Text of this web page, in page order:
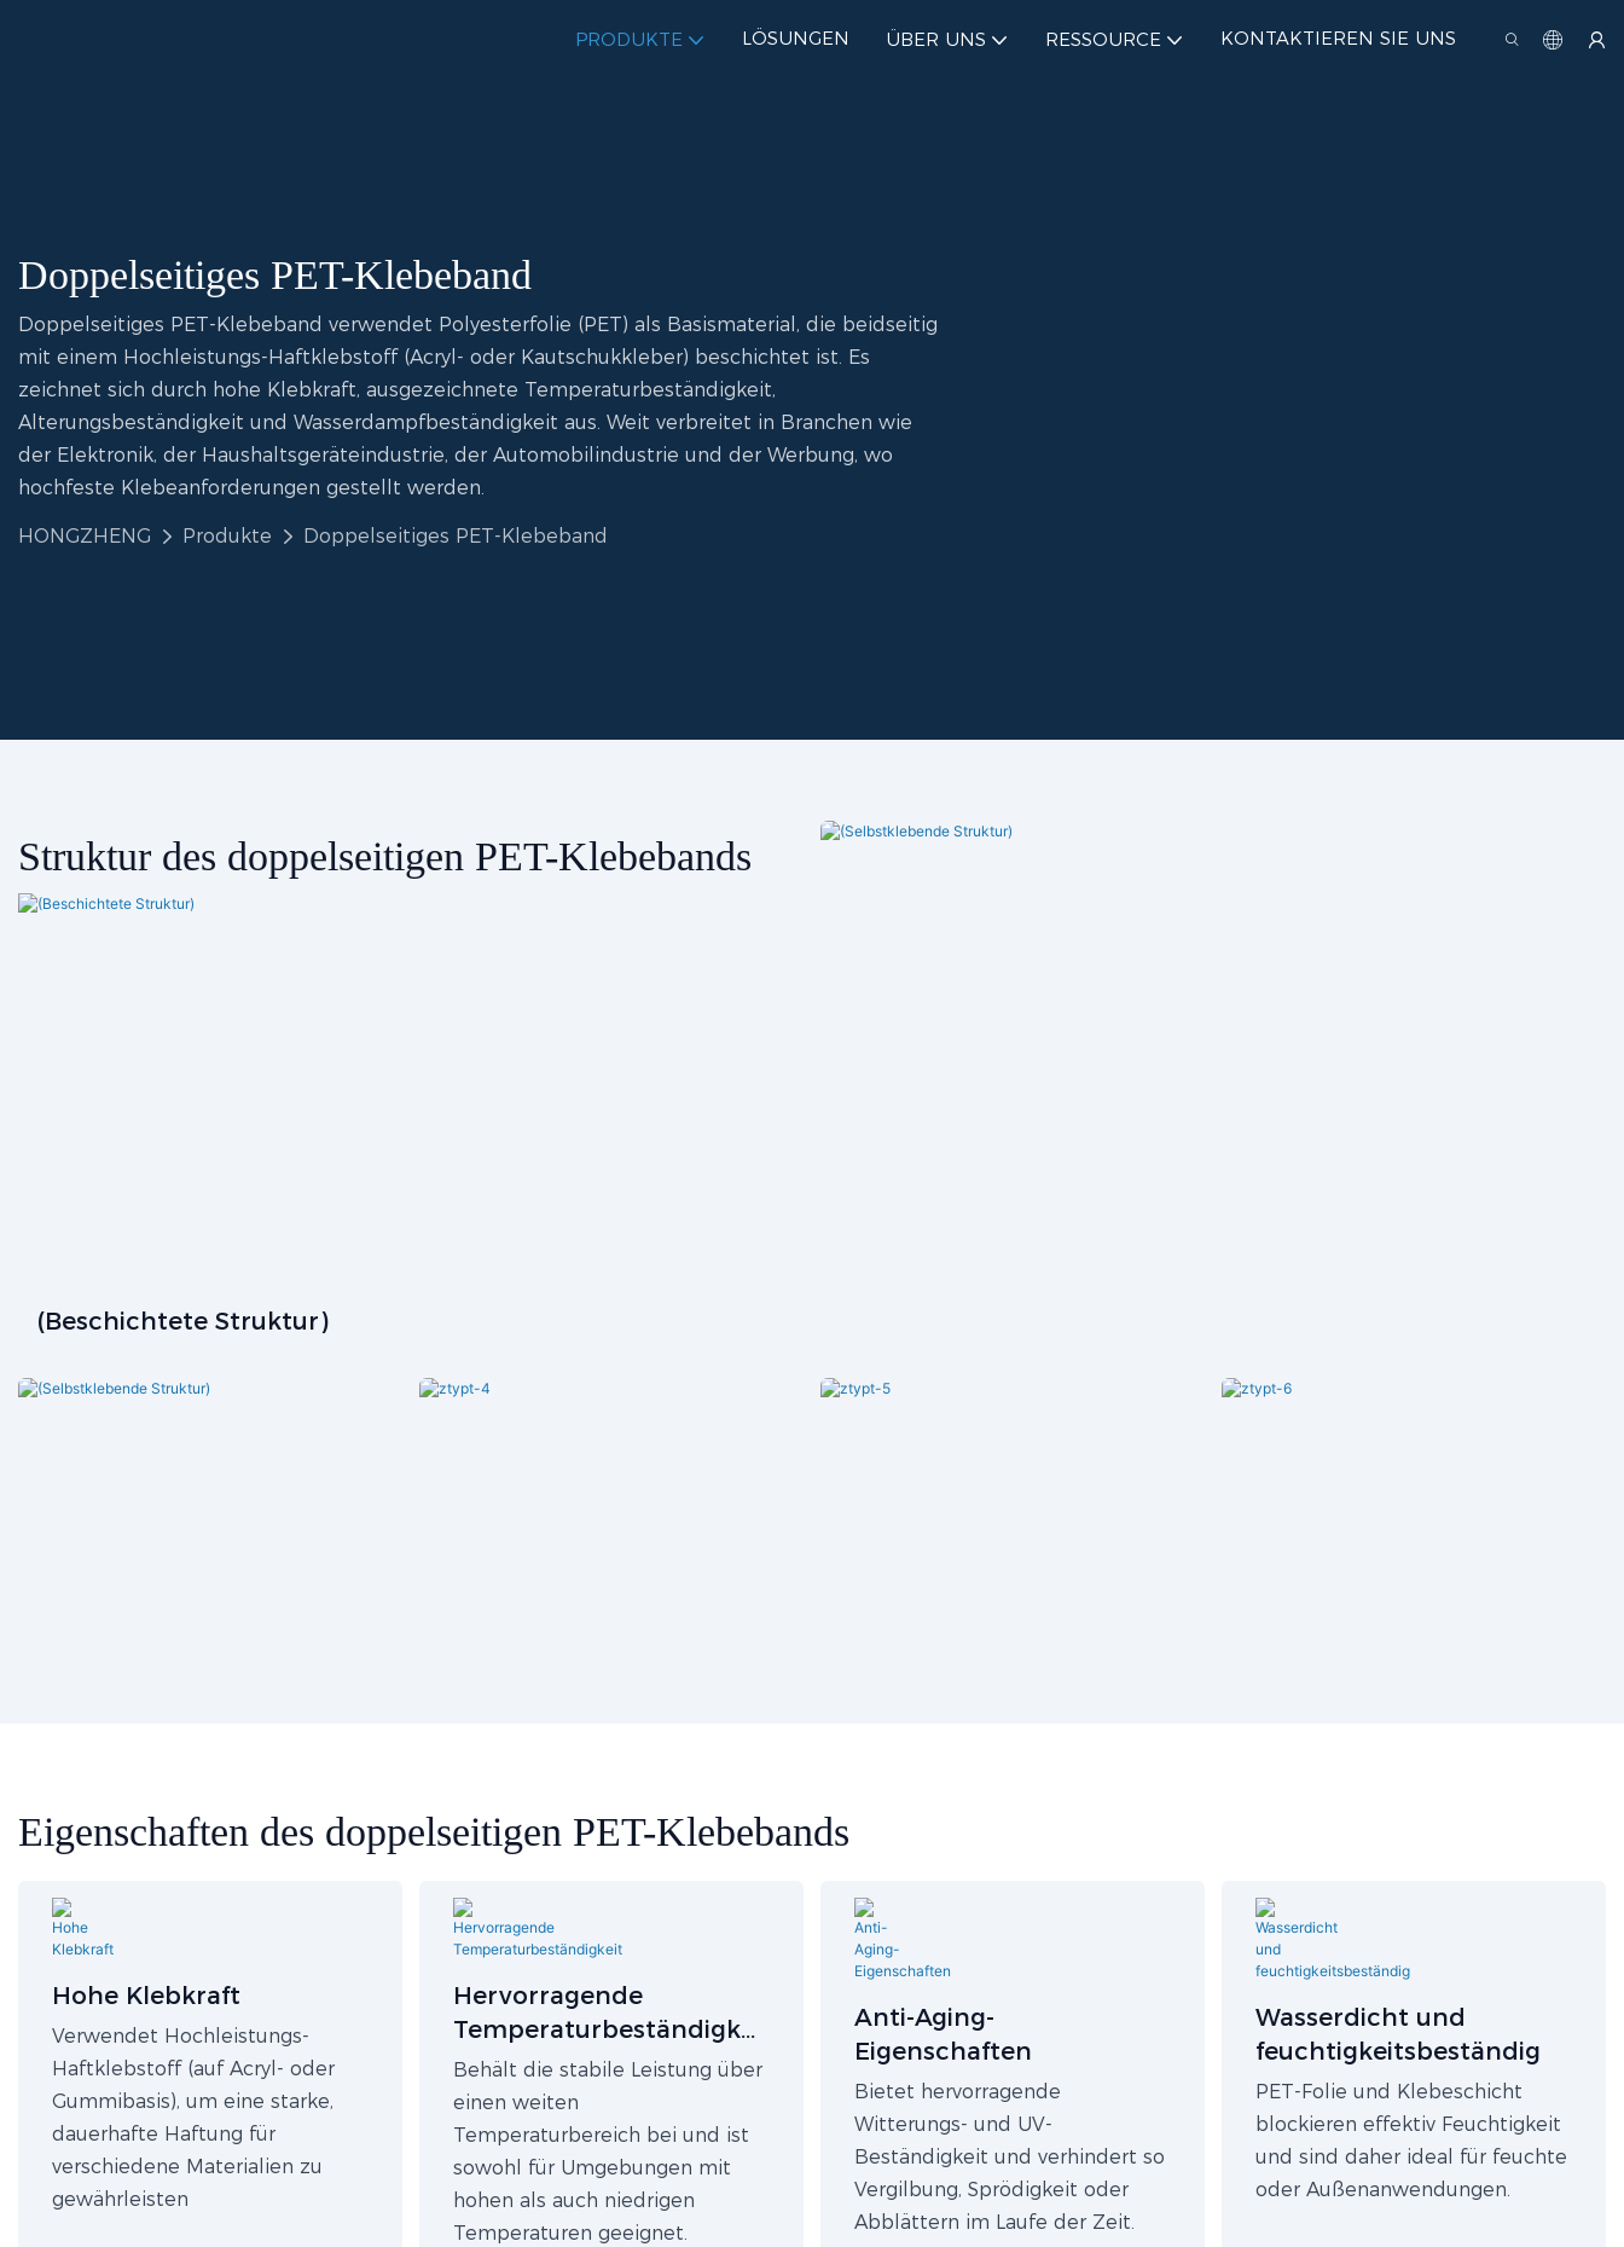
PRODUKTE LÖSUNGEN ÜBER UNS RESSOURCE KONTAKTIEREN SIE UNS
Doppelseitiges PET-Klebeband
Doppelseitiges PET-Klebeband verwendet Polyesterfolie (PET) als Basismaterial, die beidseitig
mit einem Hochleistungs-Haftklebstoff (Acryl- oder Kautschukkleber) beschichtet ist. Es
zeichnet sich durch hohe Klebkraft, ausgezeichnete Temperaturbeständigkeit,
Alterungsbeständigkeit und Wasserdampfbeständigkeit aus. Weit verbreitet in Branchen wie
der Elektronik, der Haushaltsgeräteindustrie, der Automobilindustrie und der Werbung, wo
hochfeste Klebeanforderungen gestellt werden.
HONGZHENG Produkte Doppelseitiges PET-Klebeband
Struktur des doppelseitigen PET-Klebebands
(Beschichtete Struktur)
Eigenschaften des doppelseitigen PET-Klebebands
Hohe Klebkraft
Verwendet Hochleistungs-
Haftklebstoff (auf Acryl- oder
Gummibasis), um eine starke,
dauerhafte Haftung für
verschiedene Materialien zu
gewährleisten
Hervorragende
Temperaturbeständigkei
t
Behält die stabile Leistung über
einen weiten
Temperaturbereich bei und ist
sowohl für Umgebungen mit
hohen als auch niedrigen
Temperaturen geeignet.
Anti-Aging-
Eigenschaften
Bietet hervorragende
Witterungs- und UV-
Beständigkeit und verhindert so
Vergilbung, Sprödigkeit oder
Abblättern im Laufe der Zeit.
Wasserdicht und
feuchtigkeitsbeständig
PET-Folie und Klebeschicht
blockieren effektiv Feuchtigkeit
und sind daher ideal für feuchte
oder Außenanwendungen.